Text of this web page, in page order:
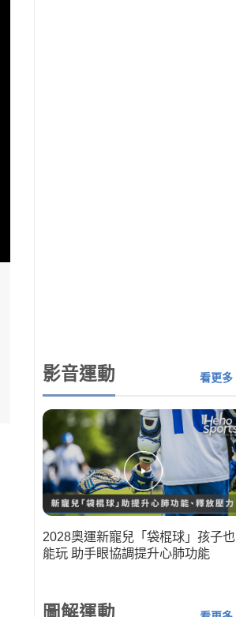
影音運動 看更多
2028奧運新寵兒「袋棍球」孩子也
能玩 助手眼協調提升心肺功能
圖解運動